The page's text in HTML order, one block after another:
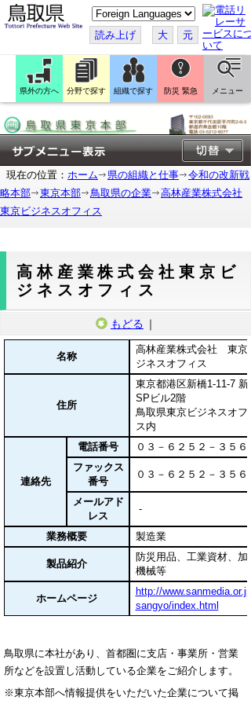
こ
の
ペ
ー
ジ
翻
訳
す
読み上げ 大 元
県外の方へ 分野で探す 組織で探す 防災 緊急 メニュー
現在の位置： ホーム 県の組織と仕事
令和の改新戦
略本部
東京本部 鳥取県の企業
高林産業株式会社
東京ビジネスオフィス
高林産業株式会社東京ビ
ジネスオフィス
もどる ｜
名称
高林産業株式会社 東京ビ
ジネスオフィス
住所
東京都港区新橋1-11-7 新
SPビル2階
鳥取県東京ビジネスオフィ
ス内
連絡先
電話番号
０３－６２５２－３５６４
ファックス
番号
０３－６２５２－３５６１
メールアド
レス
-
業務概要 製造業
製品紹介
防災用品、工業資材、加工
機械等
ホームページ
http://www.sanmedia.or.jp/
sangyo/index.html
鳥取県に本社があり、首都圏に支店・事業所・営業
所などを設置し活動している企業をご紹介します。
※東京本部へ情報提供をいただいた企業について掲